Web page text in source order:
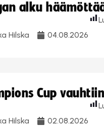
alku
Hilska 04.08.2026
Cup
Hilska 02.08.2026